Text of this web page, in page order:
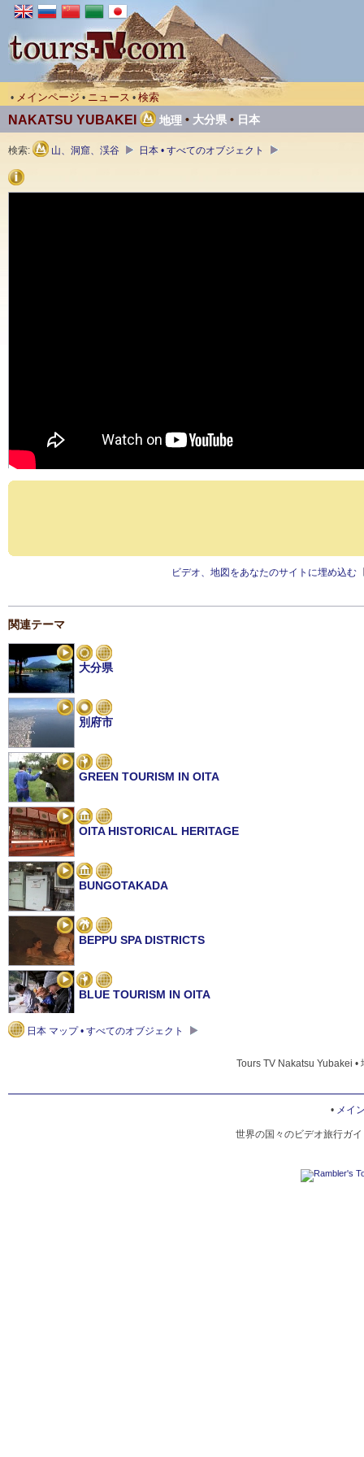
• メインページ • ニュース • 検索
NAKATSU YUBAKEI 地理 • 大分県 • 日本
検索: 山、洞窟、渓谷 日本 • すべてのオブジェクト
ビデオ、地図をあなたのサイトに埋め込む
関連テーマ
大分県
別府市
GREEN TOURISM IN OITA
OITA HISTORICAL HERITAGE
BUNGOTAKADA
BEPPU SPA DISTRICTS
BLUE TOURISM IN OITA
日本 マップ • すべてのオブジェクト
Tours TV Nakatsu Yubakei •
• メイ
世界の国々のビデオ旅行ガ